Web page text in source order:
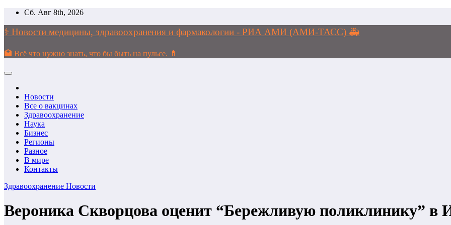
Перейти
содержимому
Сб. Авг 8th, 2026
⚕️ Новости медицины, здравоохранения и фармакологии - РИА АМИ (АМИ-ТАСС) 🚑
🏥 Всё что нужно знать, что бы быть на пульсе. 💊
Новости
Все о вакцинах
Здравоохранение
Наука
Бизнес
Регионы
Разное
В мире
Контакты
Здравоохранение Новости
Вероника Скворцова оценит “Бережливую поликлинику” в